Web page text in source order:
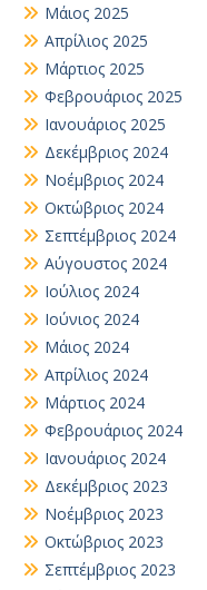
Μάιος 2025
Απρίλιος 2025
Μάρτιος 2025
Φεβρουάριος 2025
Ιανουάριος 2025
Δεκέμβριος 2024
Νοέμβριος 2024
Οκτώβριος 2024
Σεπτέμβριος 2024
Αύγουστος 2024
Ιούλιος 2024
Ιούνιος 2024
Μάιος 2024
Απρίλιος 2024
Μάρτιος 2024
Φεβρουάριος 2024
Ιανουάριος 2024
Δεκέμβριος 2023
Νοέμβριος 2023
Οκτώβριος 2023
Σεπτέμβριος 2023